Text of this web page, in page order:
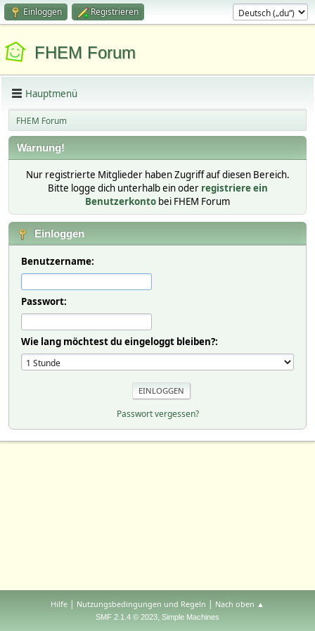
Einloggen Registrieren
FHEM Forum
Hauptmenü
FHEM Forum
Warnung!
Nur registrierte Mitglieder haben Zugriff auf diesen Bereich.
Bitte logge dich unterhalb ein oder registriere ein
Benutzerkonto bei FHEM Forum
Einloggen
Benutzername:
Passwort:
Wie lang möchtest du eingeloggt bleiben?:
Passwort vergessen?
Hilfe | Nutzungsbedingungen und Regeln | Nach oben ▲
SMF 2.1.4 © 2023, Simple Machines